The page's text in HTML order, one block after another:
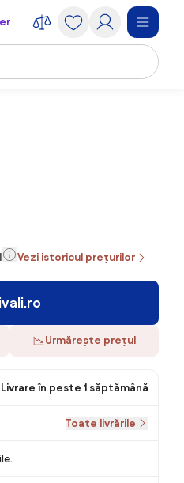
Vezi istoricul prețurilor
Urmărește prețul
Livrare în peste 1 săptămână
Toate livrările